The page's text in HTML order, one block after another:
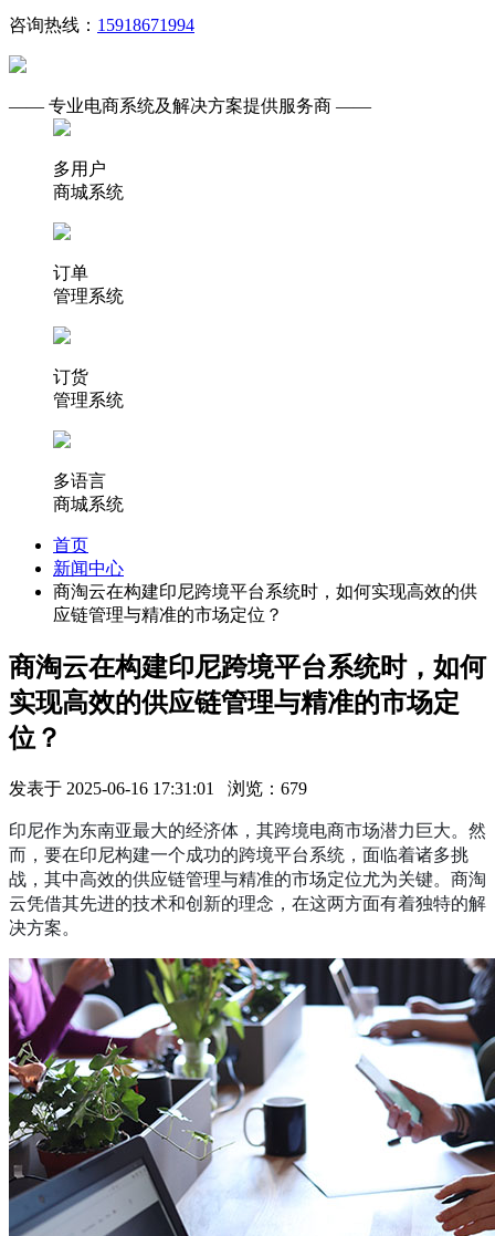
咨询热线： 15918671994
—— 专业电商系统及解决方案提供服务商 ——
多用户
商城系统
订单
管理系统
订货
管理系统
多语言
商城系统
首页
新闻中心
商淘云在构建印尼跨境平台系统时，如何实现高效的供
应链管理与精准的市场定位？
商淘云在构建印尼跨境平台系统时，如何
实现高效的供应链管理与精准的市场定
位？
发表于 2025-06-16 17:31:01 浏览：679
印尼作为东南亚最大的经济体，其跨境电商市场潜力巨大。然
而，要在印尼构建一个成功的跨境平台系统，面临着诸多挑
战，其中高效的供应链管理与精准的市场定位尤为关键。商淘
云凭借其先进的技术和创新的理念，在这两方面有着独特的解
决方案。